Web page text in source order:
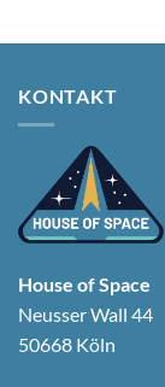
KONTAKT
House of Space
Neusser Wall 44
50668 Köln